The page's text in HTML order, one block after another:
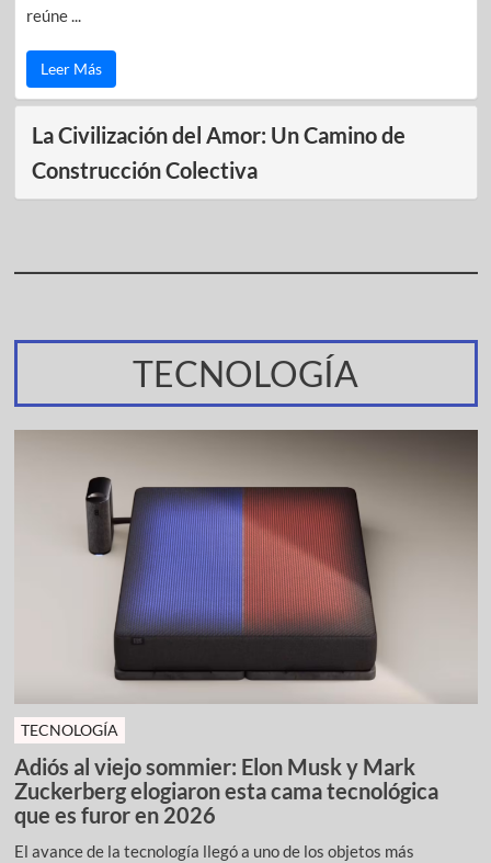
reúne ...
Leer Más
La Civilización del Amor: Un Camino de
Construcción Colectiva
TECNOLOGÍA
TECNOLOGÍA
Adiós al viejo sommier: Elon Musk y Mark
Zuckerberg elogiaron esta cama tecnológica
que es furor en 2026
El avance de la tecnología llegó a uno de los objetos más